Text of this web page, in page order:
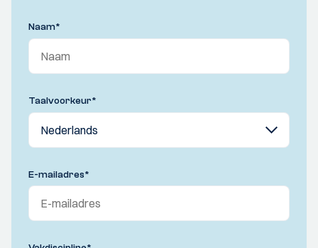
Naam*
Taalvoorkeur*
E-mailadres*